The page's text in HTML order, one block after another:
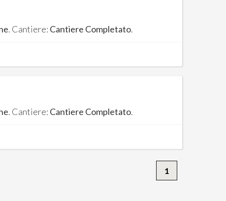
. Cantiere: Cantiere Completato.
. Cantiere: Cantiere Completato.
1